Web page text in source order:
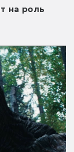
на роль